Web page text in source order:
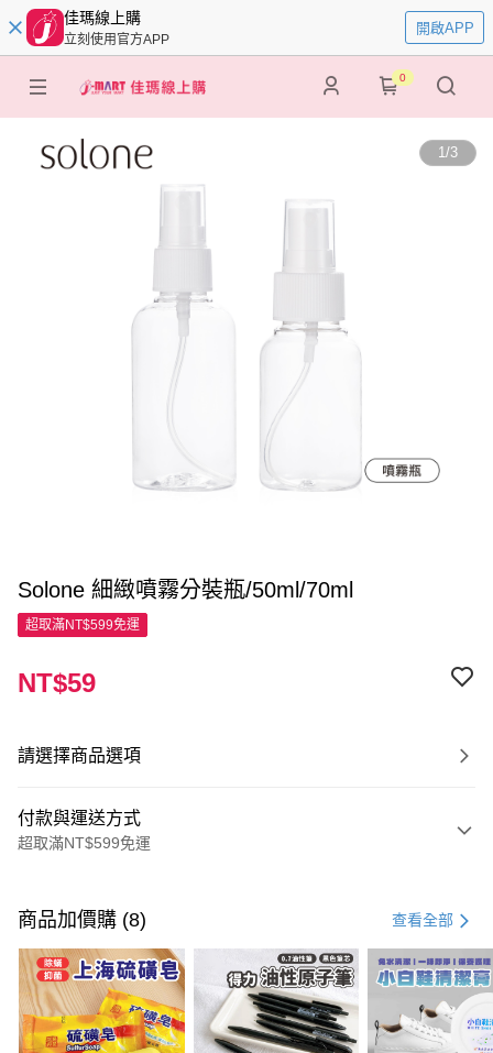
佳瑪線上購
立刻使用官方APP
開啟APP
0
1/3
Solone 細緻噴霧分裝瓶/50ml/70ml
超取滿NT$599免運
NT$59
請選擇商品選項
付款與運送方式
超取滿NT$599免運
信用卡一次付款
超商取貨付款
LINE Pay
Apple Pay
商品加價購 (8) 查看全部